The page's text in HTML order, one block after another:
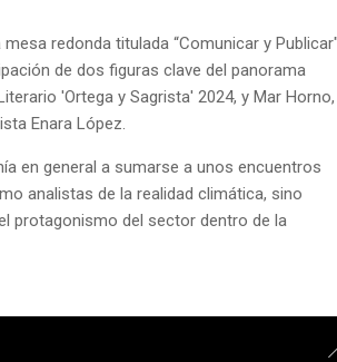
redonda titulada “Comunicar y
de dos figuras clave del panorama
'Ortega y Sagrista' 2024, y Mar Horno,
Enara López.
en general a sumarse a unos encuentros
analistas de la realidad climática, sino
protagonismo del sector dentro de la